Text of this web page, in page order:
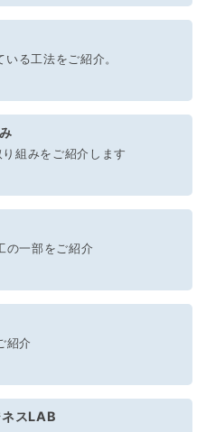
る工法をご紹介。
組みをご紹介します
の一部をご紹介
紹介
スLAB